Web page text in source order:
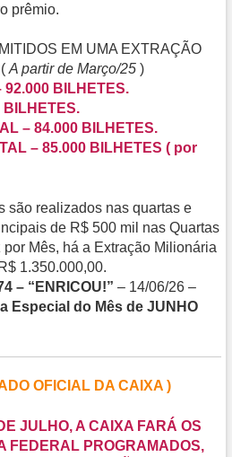
prêmio.
EM UMA EXTRAÇÃO
A partir de Março/25)
92.000 BILHETES.
BILHETES.
– 84.000 BILHETES.
– 85.000 BILHETES ( por
são realizados nas quartas e
de R$ 500 mil nas Quartas
Mês, há a Extração Milionária
1.350.000,00.
– “ENRICOU!” – 14/06/26 –
Especial do Mês de JUNHO
OFICIAL DA CAIXA )
JULHO, A CAIXA FARÁ OS
FEDERAL PROGRAMADOS,